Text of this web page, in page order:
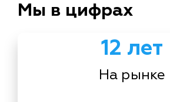
Мы в цифрах
12 лет
На рынке